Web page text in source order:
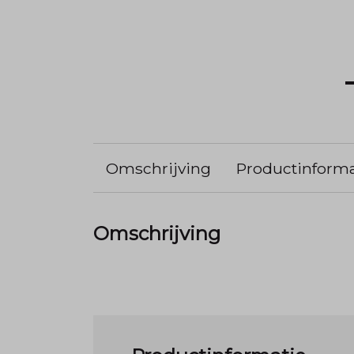
Omschrijving
Omschrijving